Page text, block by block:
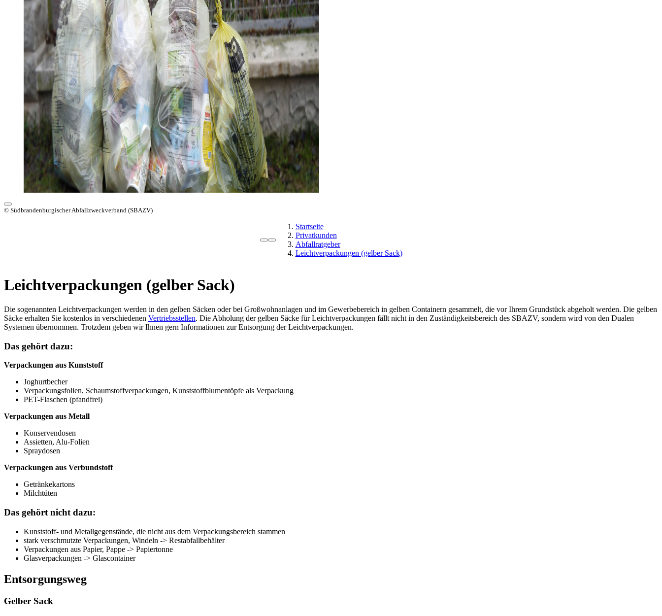
© Südbrandenburgischer Abfallzweckverband (SBAZV)
Startseite
Privatkunden
Abfallratgeber
Leichtverpackungen (gelber Sack)
Leichtverpackungen (gelber Sack)
Die sogenannten Leichtverpackungen werden in den gelben Säcken oder bei Großwohnanlagen und im Gewerbebereich in gelben Containern gesammelt, die vor Ihrem Grundstück abgeholt werden. Die gelben
Säcke erhalten Sie kostenlos in verschiedenen Vertriebsstellen. Die Abholung der gelben Säcke für Leichtverpackungen fällt nicht in den Zuständigkeitsbereich des SBAZV, sondern wird von den Dualen
Systemen übernommen. Trotzdem geben wir Ihnen gern Informationen zur Entsorgung der Leichtverpackungen.
Das gehört dazu:
Verpackungen aus Kunststoff
Joghurtbecher
Verpackungsfolien, Schaumstoffverpackungen, Kunststoffblumentöpfe als Verpackung
PET-Flaschen (pfandfrei)
Verpackungen aus Metall
Konservendosen
Assietten, Alu-Folien
Spraydosen
Verpackungen aus Verbundstoff
Getränkekartons
Milchtüten
Das gehört nicht dazu:
Kunststoff- und Metallgegenstände, die nicht aus dem Verpackungsbereich stammen
stark verschmutzte Verpackungen, Windeln -> Restabfallbehälter
Verpackungen aus Papier, Pappe -> Papiertonne
Glasverpackungen -> Glascontainer
Entsorgungsweg
Gelber Sack